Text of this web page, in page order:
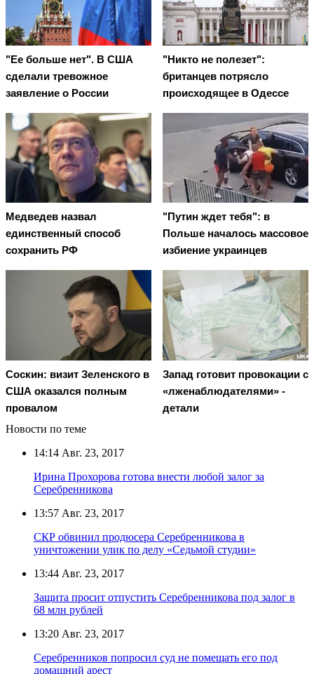
"Ее больше нет". В США
сделали тревожное
заявление о России
"Никто не полезет":
британцев потрясло
происходящее в Одессе
Медведев назвал
единственный способ
сохранить РФ
"Путин ждет тебя": в
Польше началось массовое
избиение украинцев
Соскин: визит Зеленского в
США оказался полным
провалом
Запад готовит провокации с
«лженаблюдателями» -
детали
Новости по теме
14:14 Авг. 23, 2017
Ирина Прохорова готова внести любой залог за
Серебренникова
13:57 Авг. 23, 2017
СКР обвинил продюсера Серебренникова в
уничтожении улик по делу «Седьмой студии»
13:44 Авг. 23, 2017
Защита просит отпустить Серебренникова под залог в
68 млн рублей
13:20 Авг. 23, 2017
Серебренников попросил суд не помещать его под
домашний арест